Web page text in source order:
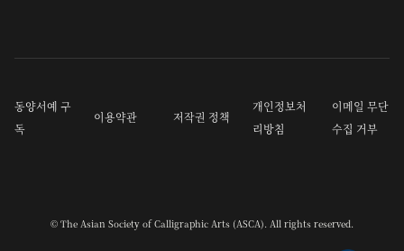
동양서예 구
독
이용약관 저작권 정책
개인정보처
리방침
이메일 무단
수집 거부
© The Asian Society of Calligraphic Arts (ASCA). All rights reserved.